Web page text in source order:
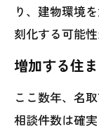
り、建物環境
刻化する可能
増加する住
ここ数年、名
相談件数は確